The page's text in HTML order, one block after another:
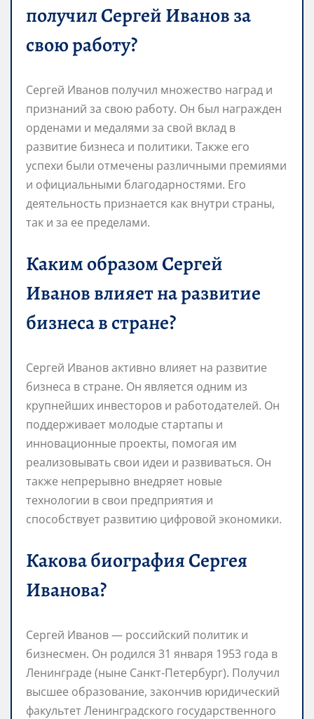
получил Сергей Иванов за
свою работу?
Сергей Иванов получил множество наград и
признаний за свою работу. Он был награжден
орденами и медалями за свой вклад в
развитие бизнеса и политики. Также его
успехи были отмечены различными премиями
и официальными благодарностями. Его
деятельность признается как внутри страны,
так и за ее пределами.
Каким образом Сергей
Иванов влияет на развитие
бизнеса в стране?
Сергей Иванов активно влияет на развитие
бизнеса в стране. Он является одним из
крупнейших инвесторов и работодателей. Он
поддерживает молодые стартапы и
инновационные проекты, помогая им
реализовывать свои идеи и развиваться. Он
также непрерывно внедряет новые
технологии в свои предприятия и
способствует развитию цифровой экономики.
Какова биография Сергея
Иванова?
Сергей Иванов — российский политик и
бизнесмен. Он родился 31 января 1953 года в
Ленинграде (ныне Санкт-Петербург). Получил
высшее образование, закончив юридический
факультет Ленинградского государственного